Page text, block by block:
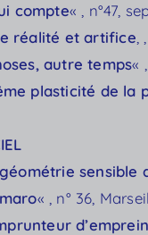
compte« , n°47,
réalité et artifice
autre temps«
plasticité de la
sensible
« , n° 36,